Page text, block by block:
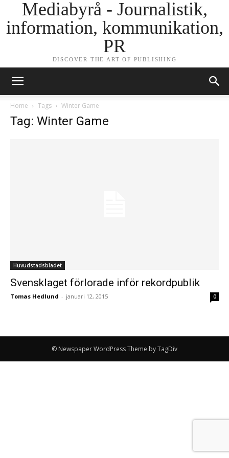
Mediabyrå - Journalistik,
information, kommunikation,
PR
DISCOVER THE ART OF PUBLISHING
Home Tags Winter Game
Tag: Winter Game
Huvudstadsbladet
Svensklaget förlorade inför rekordpublik
Tomas Hedlund - januari 12, 2015 0
© Newspaper WordPress Theme by TagDiv